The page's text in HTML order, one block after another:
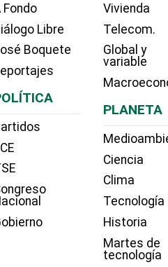
Fondo
Libre
Boquete
Vivienda
Telecom.
Global y
variable
PLANETA
Ciencia
Clima
Tecnología
Historia
Martes de
tecnología